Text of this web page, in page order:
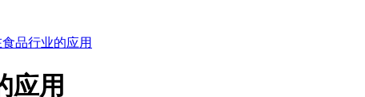
品行业的应用
应用